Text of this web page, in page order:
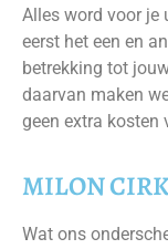
Alles word voor je
eerst het een en
betrekking tot
daarvan maken
geen extra kosten
MILON
Wat ons